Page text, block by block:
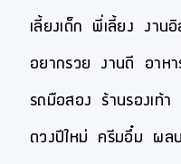
เลี้ยงเด็ก พี่เลี้ยง งานอิ
อยากรวย งานดี อาห
รถมือสอง ร้านรองเท้า
ดวงปีใหม่ ครีมอึ๋ม ผล